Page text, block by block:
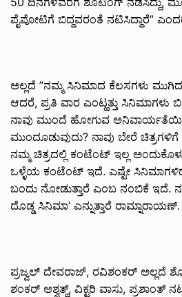
ಪೈಪೋಟಿಗೆ ಬಿದ್ದವರಂತೆ ನಟಿಸಿದ್ದಾರೆ”
ಅಲ್ಲದೆ ”ನಮ್ಮ ಸಿನಿಮಾದ ಕೆಲಸಗಳು
ಆದರೆ, ಪ್ರತಿ ವಾರ ಎಂಟ್ಹತ್ತು ಸಿನಿಮಾಗಳು
ನಾವು ಮುಂದೆ ಹೋಗುವ
ಮುಂದೂಡುವುದು? ನಾವು ಬೇರೆ
ನಮ್ಮ ಚಿತ್ರದಲ್ಲಿ ಕಂಟೆಂಟ್ ಇಲ್ಲ
ಒಳ್ಳೆಯ ಕಂಟೆಂಟ್ ಇದೆ. ಎಷ್ಟೇ
ಬಂದು ನೋಡುತ್ತಾರೆ ಎಂಬ ನಂಬಿಕೆ ಇದೆ.
ದೊಡ್ಡ ಸಿನಿಮಾ’ ಎನ್ನುತ್ತಾರೆ ರಾಮ್ನಾರಾಯಣ್.
ಪ್ರಜ್ವಲ್ ದೇವರಾಜ್, ರವಿಶಂಕರ್ ಅಲ್ಲದೆ
ಶಂಕರ್ ಅಶ್ವತ್ಥ್‌, ವಿಕ್ಟರಿ ವಾಸು,